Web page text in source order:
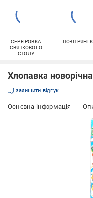
СЕРВІРОВКА
СВЯТКОВОГО
СТОЛУ
ПОВІТРЯНІ
Хлопавка
залишити відгук
Основна інформація